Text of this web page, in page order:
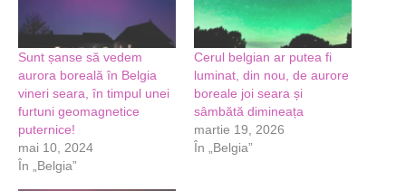
Sunt șanse să vedem
aurora boreală în Belgia
vineri seara, în timpul unei
furtuni geomagnetice
puternice!
mai 10, 2024
În „Belgia”
Cerul belgian ar putea fi
luminat, din nou, de aurore
boreale joi seara și
sâmbătă dimineața
martie 19, 2026
În „Belgia”